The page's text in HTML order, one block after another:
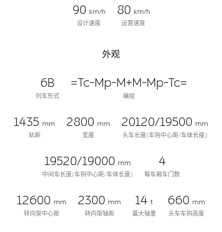
90
km/h
设计速度
80
km/h
运营速度
外观
6B
列车形式
=Tc-Mp-M+M-Mp-Tc=
编组
1435 mm
轨距
2800 mm
宽度
20120/19500 mm
头车长度(车钩中心距/车体长度)
19520/19000 mm
中间车长度(车钩中心距/车体长度)
4
每车厢车门数
12600 mm
转向架中心距
2300 mm
转向架轴距
14 t
最大轴重
660 mm
头车车钩高度